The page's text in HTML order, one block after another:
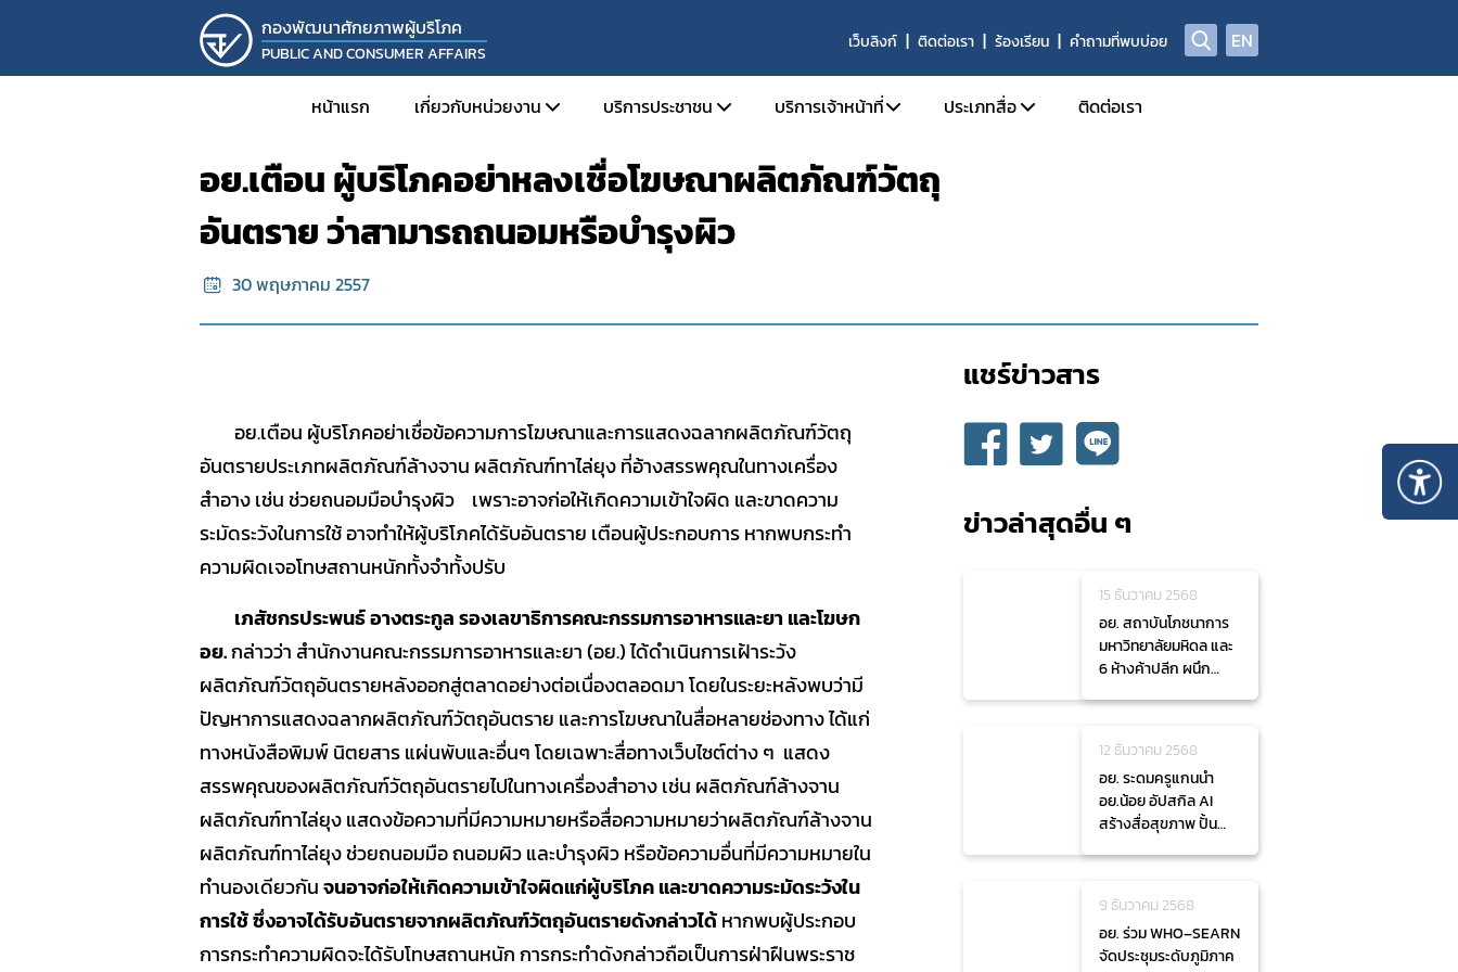
กองพัฒนาศักยภาพผู้บริโภค
PUBLIC AND CONSUMER AFFAIRS
เว็บลิงก์ ติดต่อเรา ร้องเรียน คำถามที่พบบ่อย EN
หน้าแรก เกี่ยวกับหน่วยงาน
ประวัติความเป็นมา
วิสัยทัศน์ พันธกิจ และหน้าที่ความรับผิดชอบ
โครงการที่เกี่ยวข้อง
กิจกรรม
SOP
บริการประชาชน
ตรวจสอบผลิตภัณฑ์
คำถามที่พบบ่อย (FAQs)
บริการเจ้าหน้าที่
SKYNET
ประเภทสื่อ ติดต่อเรา
อย.เตือน ผู้บริโภคอย่าหลงเชื่อโฆษณาผลิตภัณฑ์วัตถุ
อันตราย ว่าสามารถถนอมหรือบำรุงผิว
30 พฤษภาคม 2557
อย.เตือน ผู้บริโภคอย่าเชื่อข้อความการโฆษณาและการแสดงฉลากผลิตภัณฑ์วัตถุ
อันตรายประเภทผลิตภัณฑ์ล้างจาน ผลิตภัณฑ์ทาไล่ยุง ที่อ้างสรรพคุณในทางเครื่อง
สำอาง เช่น ช่วยถนอมมือบำรุงผิว เพราะอาจก่อให้เกิดความเข้าใจผิด และขาดความ
ระมัดระวังในการใช้ อาจทำให้ผู้บริโภคได้รับอันตราย เตือนผู้ประกอบการ หากพบกระทำ
ความผิดเจอโทษสถานหนักทั้งจำทั้งปรับ
เภสัชกรประพนธ์ อางตระกูล รองเลขาธิการคณะกรรมการอาหารและยา และโฆษก
อย.กล่าวว่า สำนักงานคณะกรรมการอาหารและยา (อย.) ได้ดำเนินการเฝ้าระวัง
ผลิตภัณฑ์วัตถุอันตรายหลังออกสู่ตลาดอย่างต่อเนื่องตลอดมา โดยในระยะหลังพบว่ามี
ปัญหาการแสดงฉลากผลิตภัณฑ์วัตถุอันตราย และการโฆษณาในสื่อหลายช่องทาง ได้แก่
ทางหนังสือพิมพ์ นิตยสาร แผ่นพับและอื่นๆ โดยเฉพาะสื่อทางเว็บไซต์ต่าง ๆ แสดง
สรรพคุณของผลิตภัณฑ์วัตถุอันตรายไปในทางเครื่องสำอาง เช่น ผลิตภัณฑ์ล้างจาน
ผลิตภัณฑ์ทาไล่ยุง แสดงข้อความที่มีความหมายหรือสื่อความหมายว่าผลิตภัณฑ์ล้างจาน
ผลิตภัณฑ์ทาไล่ยุง ช่วยถนอมมือ ถนอมผิว และบำรุงผิว หรือข้อความอื่นที่มีความหมายใน
ทำนองเดียวกันจนอาจก่อให้เกิดความเข้าใจผิดแก่ผู้บริโภค และขาดความระมัดระวังใน
การใช้ ซึ่งอาจได้รับอันตรายจากผลิตภัณฑ์วัตถุอันตรายดังกล่าวได้หากพบผู้ประกอบ
การกระทำความผิดจะได้รับโทษสถานหนัก การกระทำดังกล่าวถือเป็นการฝ่าฝืนพระราช
แชร์ข่าวสาร​
ข่าวล่าสุดอื่น ๆ
15 ธันวาคม 2568
อย. สถาบันโภชนาการ
มหาวิทยาลัยมหิดล และ
6 ห้างค้าปลีก ผนึก
NCDs
12 ธันวาคม 2568
อย. ระดมครูแกนนำ
อย.น้อย อัปสกิล AI
สร้างสื่อสุขภาพ ปั้น
9 ธันวาคม 2568
อย. ร่วม WHO–SEARN
จัดประชุมระดับภูมิภาค